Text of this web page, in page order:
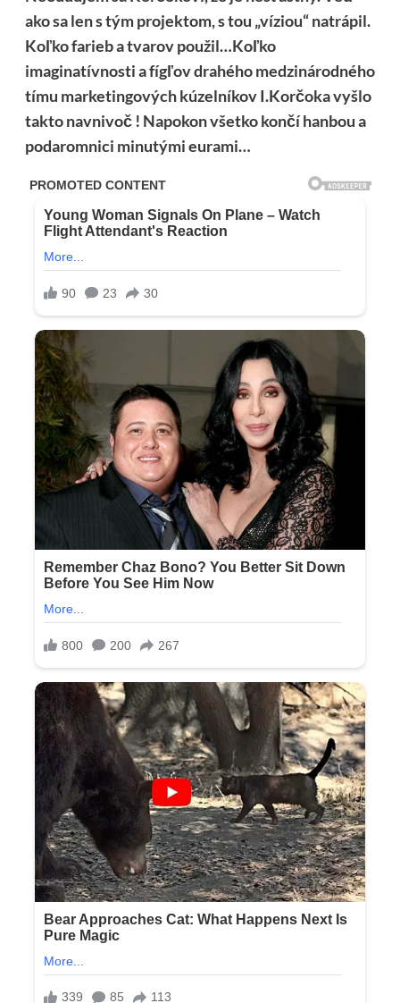
ako sa len s tým projektom, s tou „víziou“ natrápil.
Koľko farieb a tvarov použil…Koľko
imaginatívnosti a fígľov drahého medzinárodného
tímu marketingových kúzelníkov I.Korčoka vyšlo
takto navnivoč ! Napokon všetko končí hanbou a
podaromnici minutými eurami…